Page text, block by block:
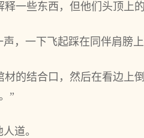
一些东西，但他们头顶上
，一下飞起踩在同伴肩膀
的结合口，然后在看边上
”
道。